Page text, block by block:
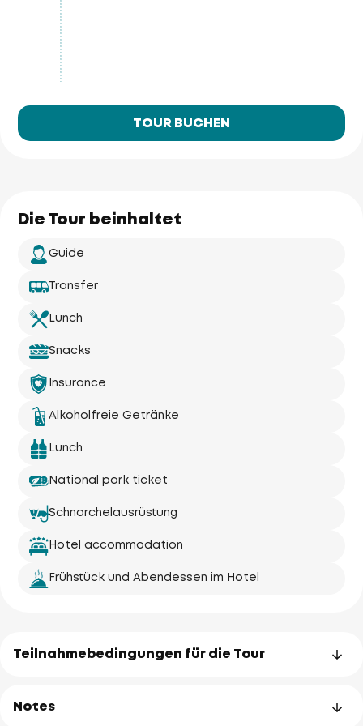
TOUR BUCHEN
Die Tour beinhaltet
Guide
Transfer
Lunch
Snacks
Insurance
Alkoholfreie Getränke
Lunch
National park ticket
Schnorchelausrüstung
Hotel accommodation
Frühstück und Abendessen im Hotel
Teilnahmebedingungen für die Tour
Notes